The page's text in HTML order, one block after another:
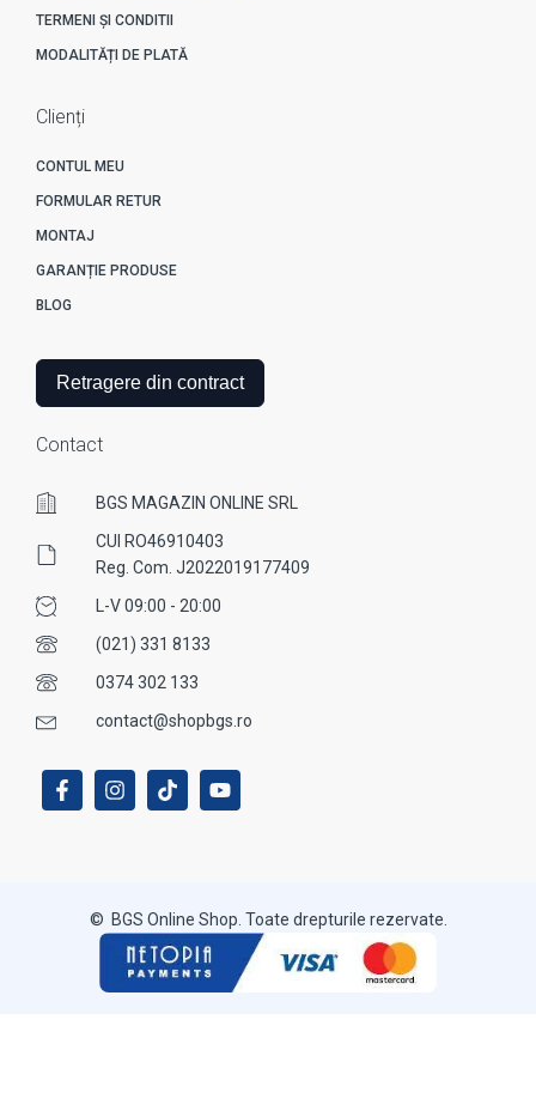
TERMENI ȘI CONDITII
MODALITĂȚI DE PLATĂ
Clienți
CONTUL MEU
FORMULAR RETUR
MONTAJ
GARANȚIE PRODUSE
BLOG
Retragere din contract
Contact
BGS MAGAZIN ONLINE SRL
CUI RO46910403
Reg. Com. J2022019177409
L-V 09:00 - 20:00
(021) 331 8133
0374 302 133
contact@shopbgs.ro
© BGS Online Shop. Toate drepturile rezervate.